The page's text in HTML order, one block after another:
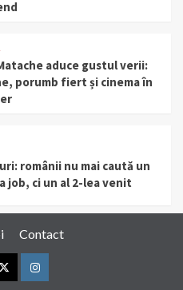
aduce gustul verii:
porumb fiert și cinema în
românii nu mai caută un
job, ci un al 2-lea venit
Contact
TwitterInstagram